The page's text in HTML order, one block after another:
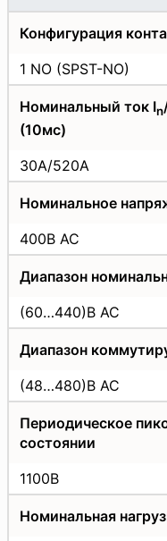
Конфигурация
1 NO (SPST-NO)
Номинальный ток In
(10мс)
30А/520А
Номинальное
400В АС
Диапазон
(60…440)В АС
Диапазон
(48…480)В АС
Периодическое
состоянии
1100В
Номинальная